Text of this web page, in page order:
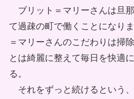
ブリット＝マリーさんは旦
て過疎の町で働くことになり
＝マリーさんのこだわりは掃
とは綺麗に整えて毎日を快適
る。
それをずっと続けるという